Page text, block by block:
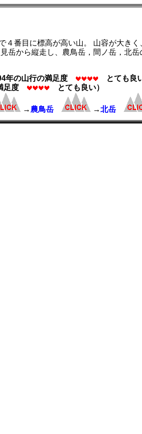
４番目に標高が高い山。 山容が大き
岳から縦走し、農鳥岳，間ノ岳，北
年の山行の満足度
とても良い
足度
とても良い）
→ 農鳥岳 →北岳